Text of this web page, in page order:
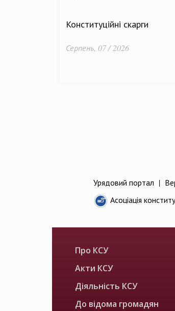
Конституційні скарги
Серпень, 07 / 2026
Урядовий портал |
Асоціація
Про КСУ
Акти КСУ
Діяльність КСУ
До відома громадян